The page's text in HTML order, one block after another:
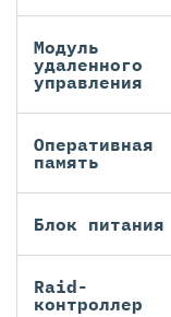
Модуль
удаленного
управления
Оперативная
память
Блок питания
Raid-
контроллер